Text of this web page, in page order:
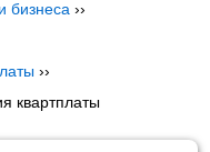
бизнеса ››
››
квартплаты